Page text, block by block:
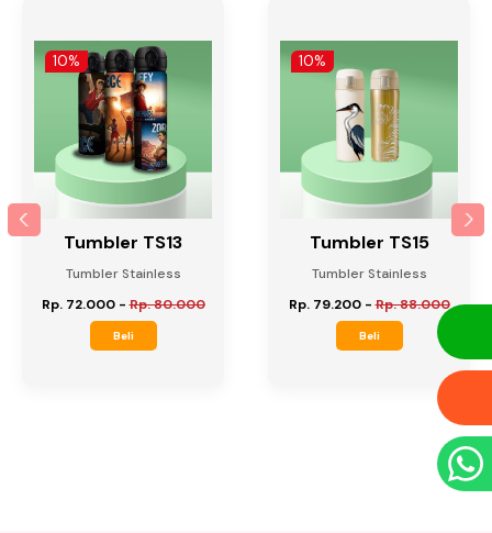
10%
Tumbler TS13
Tumbler Stainless
Rp. 72.000-Rp. 80.000
Beli
10%
Tumbler TS15
Tumbler Stainless
Rp. 79.200-Rp. 88.000
Beli